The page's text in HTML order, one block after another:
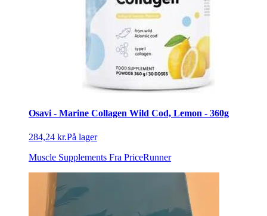
Osavi - Marine Collagen Wild Cod, Lemon - 360g
284,24 kr.På lager
Muscle Supplements Fra PriceRunner